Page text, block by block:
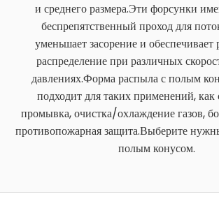
и среднего размера.Эти форсунки
беспрепятственный проход для
уменьшает засорение и обеспечивает
распределение при различных
давлениях.Форма распыла с полым
подходит для таких применений, как
промывка, очистка/охлаждение газов,
противопожарная защита.Выберите
полым конусом.